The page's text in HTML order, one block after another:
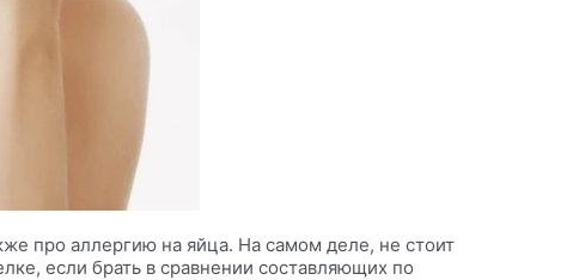
про аллергию на яйца. На самом деле, не стоит
если брать в сравнении составляющих по